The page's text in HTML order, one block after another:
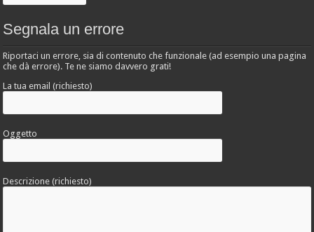
Segnala un errore
Riportaci un errore, sia di contenuto che funzionale (ad esempio una pagina
che dà errore). Te ne siamo davvero grati!
La tua email (richiesto)
Oggetto
Descrizione (richiesto)